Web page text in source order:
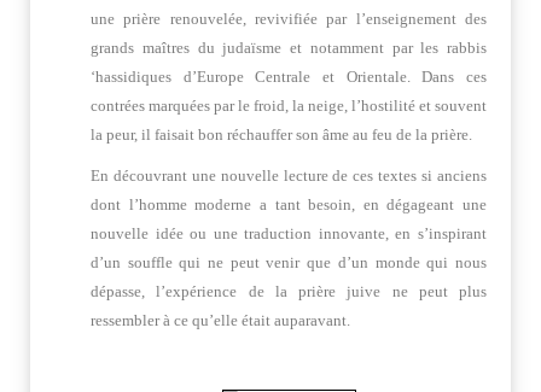
une prière renouvelée, revivifiée par l’enseignement des
grands maîtres du judaïsme et notamment par les rabbis
‘hassidiques d’Europe Centrale et Orientale. Dans ces
contrées marquées par le froid, la neige, l’hostilité et souvent
la peur, il faisait bon réchauffer son âme au feu de la prière.
En découvrant une nouvelle lecture de ces textes si anciens
dont l’homme moderne a tant besoin, en dégageant une
nouvelle idée ou une traduction innovante, en s’inspirant
d’un souffle qui ne peut venir que d’un monde qui nous
dépasse, l’expérience de la prière juive ne peut plus
ressembler à ce qu’elle était auparavant.